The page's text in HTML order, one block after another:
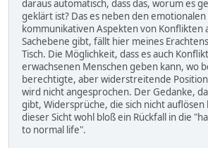
daraus automatisch, dass das, worum es
geklärt ist? Das es neben den emotionalen
kommunikativen Aspekten von Konflikten
Sachebene gibt, fällt hier meines
Tisch. Die Möglichkeit, dass es auch
erwachsenen Menschen geben kann, wo
berechtigte, aber widerstreitende
wird nicht angesprochen. Der Gedanke,
gibt, Widersprüche, die sich nicht auflösen
dieser Sicht wohl bloß ein Rückfall in die
to normal life".